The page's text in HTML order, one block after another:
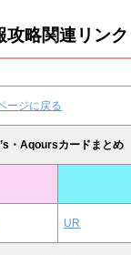
攻略関連リンク
ージに戻る
・Aqoursカードまとめ
UR